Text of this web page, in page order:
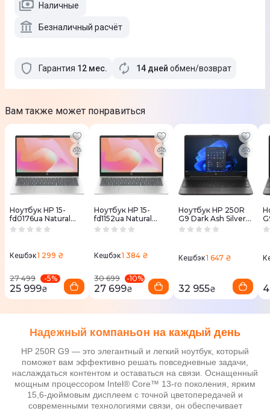
Наличные
Безналичный расчёт
Гарантия 12 мес. 14 дней обмен/возврат
Вам также может понравиться
Ноутбук HP 15-
fd0176ua Natural
Silver (C78SXEA)
Кешбэк1 299 ₴
27 499 -5%
25 999₴
Ноутбук HP 15-
fd1152ua Natural
Silver (C78T1EA)
Кешбэк1 384 ₴
30 699 -10%
27 699₴
Ноутбук HP 250R
G9 Dark Ash Silver
(B39ZNAT)
Кешбэк1 647 ₴
32 955₴
Надежный компаньон на каждый день
HP 250R G9 — это элегантный и легкий ноутбук, который
поможет вам эффективно решать повседневные задачи,
наслаждаться контентом и оставаться на связи. Оснащенный
мощным процессором Intel® Core™ 13-го поколения, ярким
15,6-дюймовым дисплеем с точной цветопередачей и
современными технологиями связи, он обеспечивает